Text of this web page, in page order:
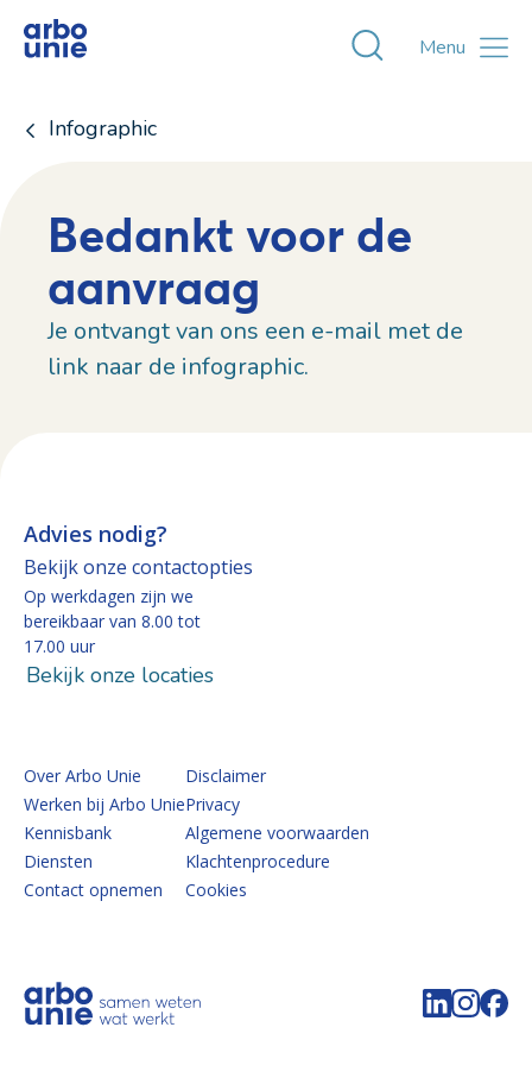
Toggle
Menu
Infographic
Bedankt voor de
aanvraag
Je ontvangt van ons een e-mail met de
link naar de infographic.
Volg de
Volg
Advies nodig?
Bekijk onze contactopties
Op werkdagen zijn we
bereikbaar van 8.00 tot
17.00 uur
Bekijk onze locaties
Over Arbo Unie
Werken bij Arbo Unie
Kennisbank
Diensten
Contact opnemen
Disclaimer
Privacy
Algemene voorwaarden
Klachtenprocedure
Cookies